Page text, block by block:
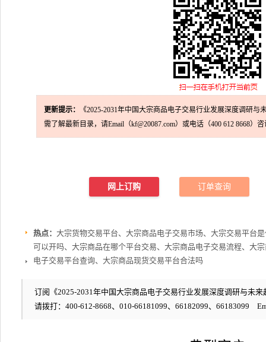
更新提示：
《2025-2031年中国大宗商品电子交易行业发展深度调研与
需了解最新目录，请Email（kf@20087.com）或电话（400 612 8668）
网上订购 订单查询
热点： 大宗货物交易平台、大宗商品电子交易市场、大宗交易平台
可以开吗、大宗商品在哪个平台交易、大宗商品电子交易流程、大
电子交易平台查询、大宗商品现货交易平台合法吗
订阅《2025-2031年中国大宗商品电子交易行业发展深度调研与未
请拨打：400-612-8668、010-66181099、66182099、66183099